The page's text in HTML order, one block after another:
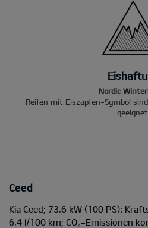
Nordic
Reifen mit Eiszapfen-Symbol
geeignet.
Ceed
Kia Ceed; 73,6 kW (100 PS):
6,4 l/100 km; CO₂-Emissionen